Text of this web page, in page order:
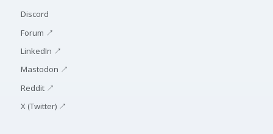
Discord
Forum ↗
LinkedIn ↗
Mastodon ↗
Reddit ↗
X (Twitter) ↗